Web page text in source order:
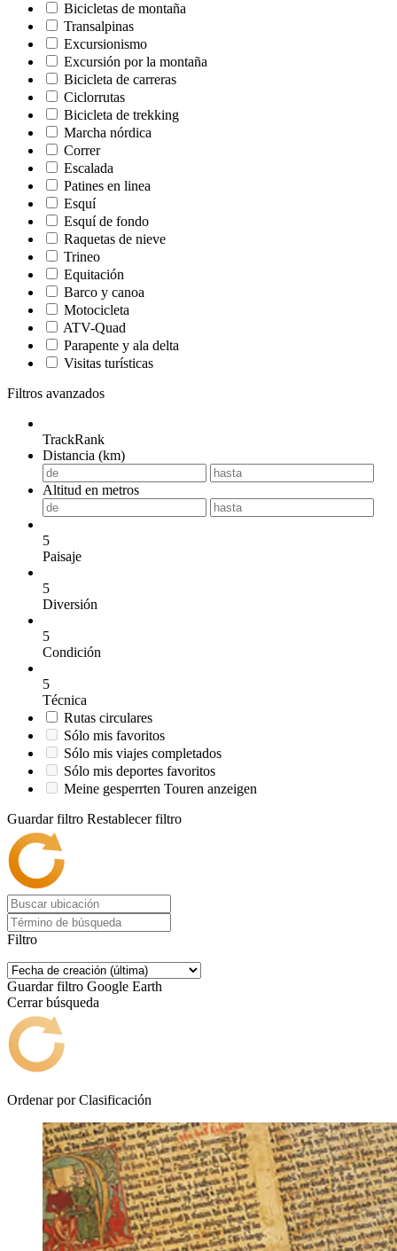
Bicicletas de montaña
Transalpinas
Excursionismo
Excursión por la montaña
Bicicleta de carreras
Ciclorrutas
Bicicleta de trekking
Marcha nórdica
Correr
Escalada
Patines en linea
Esquí
Esquí de fondo
Raquetas de nieve
Trineo
Equitación
Barco y canoa
Motocicleta
ATV-Quad
Parapente y ala delta
Visitas turísticas
Filtros avanzados
TrackRank
Distancia (km)
Altitud en metros
5
Paisaje
5
Diversión
5
Condición
5
Técnica
Rutas circulares
Sólo mis favoritos
Sólo mis viajes completados
Sólo mis deportes favoritos
Meine gesperrten Touren anzeigen
Guardar filtro Restablecer filtro
Filtro
Guardar filtro Google Earth
Cerrar búsqueda
Ordenar por Clasificación